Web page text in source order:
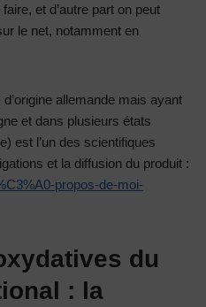
et d’autre part on peut
le net, notamment en
allemande mais ayant
et dans plusieurs états
est l’un des scientifiques
et la diffusion du produit :
propos-de-moi-
du
: la